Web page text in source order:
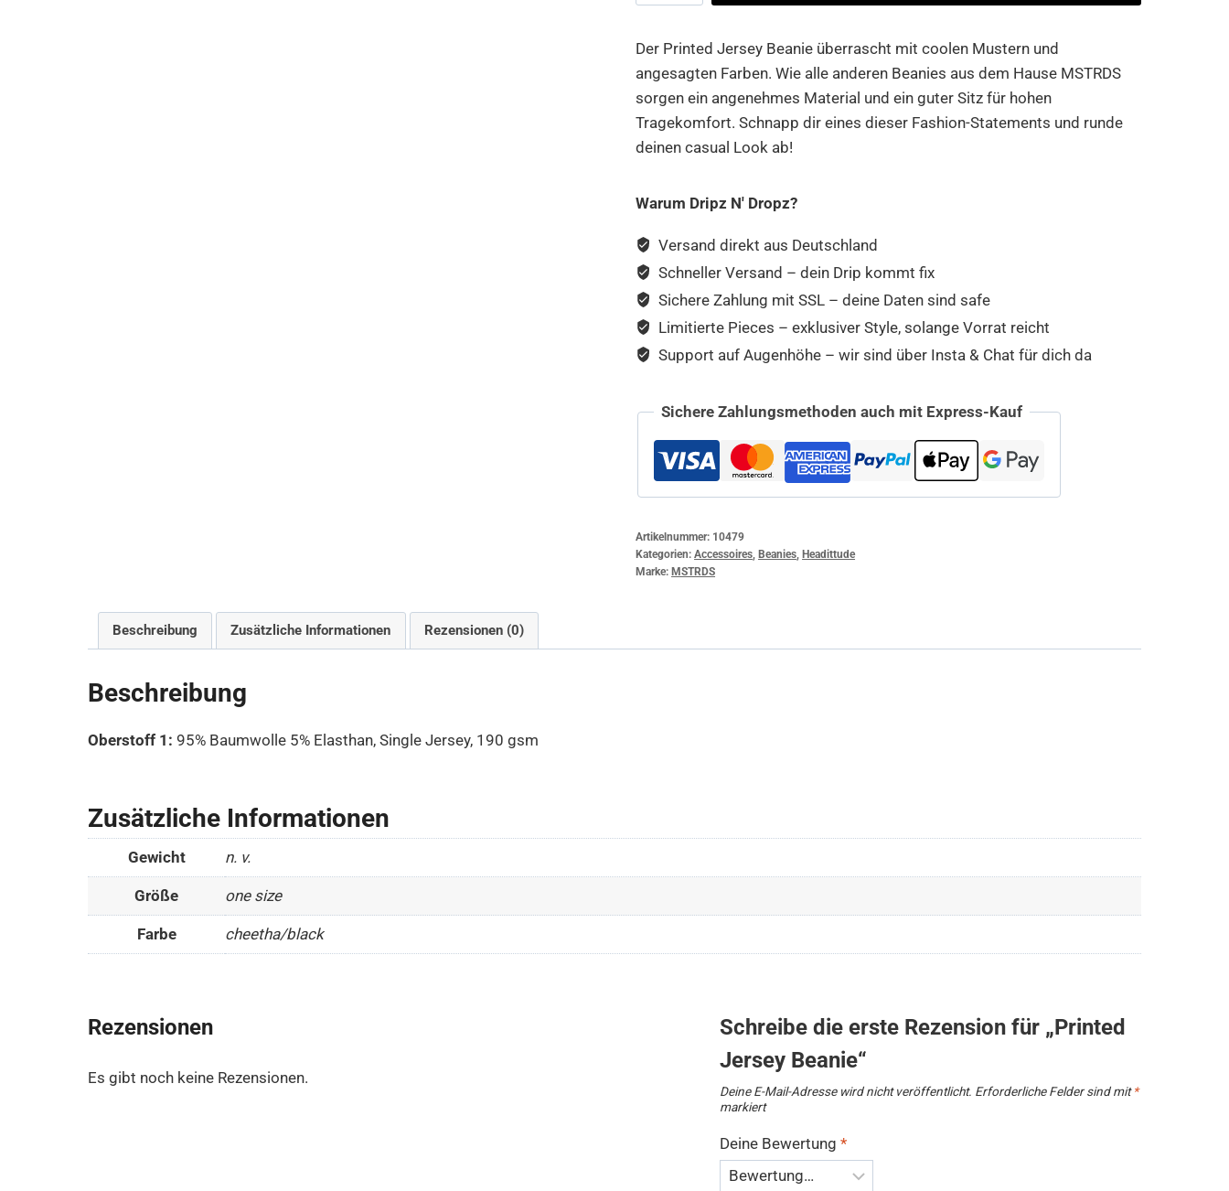
Beanie
Der Printed Jersey Beanie überrascht mit coolen Mustern und
angesagten Farben. Wie alle anderen Beanies aus dem Hause MSTRDS
sorgen ein angenehmes Material und ein guter Sitz für hohen
Tragekomfort. Schnapp dir eines dieser Fashion-Statements und runde
deinen casual Look ab!
Warum Dripz N' Dropz?
Versand direkt aus Deutschland
Schneller Versand – dein Drip kommt fix
Sichere Zahlung mit SSL – deine Daten sind safe
Limitierte Pieces – exklusiver Style, solange Vorrat reicht
Support auf Augenhöhe – wir sind über Insta & Chat für dich da
Sichere Zahlungsmethoden auch mit Express-Kauf
Artikelnummer: 10479
Kategorien:Accessoires ,Beanies ,Headittude
Marke:MSTRDS
Beschreibung Zusätzliche Informationen Rezensionen (0)
Beschreibung
Oberstoff 1: 95% Baumwolle 5% Elasthan, Single Jersey, 190 gsm
Zusätzliche Informationen
Gewicht n. v.
Größe one size
Farbe cheetha/black
Rezensionen
Es gibt noch keine Rezensionen.
Schreibe die erste Rezension für „Printed
Jersey Beanie“
Deine E-Mail-Adresse wird nicht veröffentlicht. Erforderliche Felder sind mit*
markiert
Deine Bewertung*